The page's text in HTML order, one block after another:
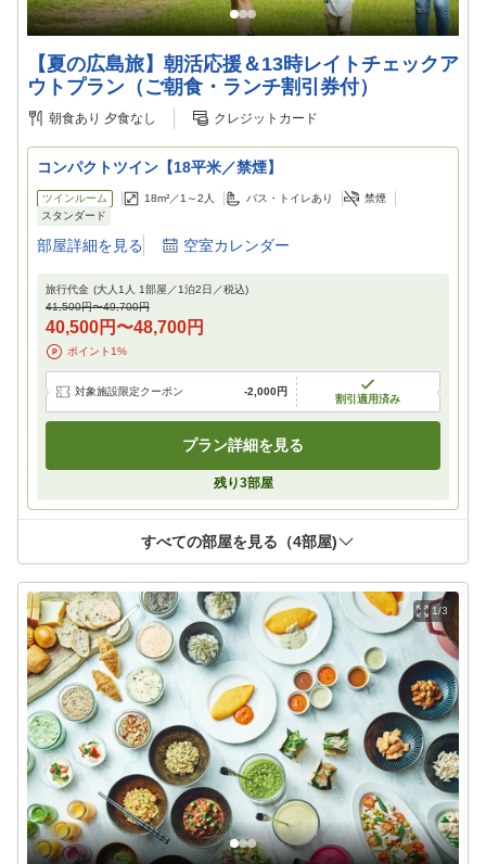
【夏の広島旅】朝活応援＆13時レイトチェックア
ウトプラン（ご朝食・ランチ割引券付）
朝食あり 夕食なし クレジットカード
コンパクトツイン【18平米／禁煙】
ツインルーム 18m²／1～2 人 バス・トイレあり
禁煙
スタンダード
部屋詳細を見る 空室カレンダー
旅行代金 (大人1人 1部屋／1泊2日／税込)
41,500円〜49,700円
40,500円 〜48,700円
ポイント 1%
対象施設限定クーポン -2,000円
割引適用済み
プラン詳細を見る
残り3部屋
すべての部屋を見る（4部屋)
1/3